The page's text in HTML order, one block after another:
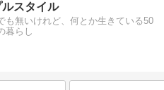
スタイル
も無いけれど、何とか生きている50
暮らし